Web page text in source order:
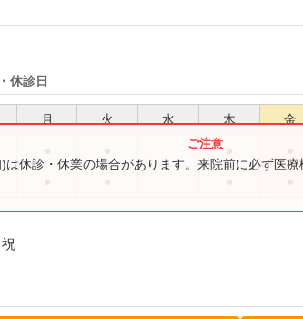
休診日
月 火 水 木 金
は休診・休業の場合があります。来院前に必ず医療